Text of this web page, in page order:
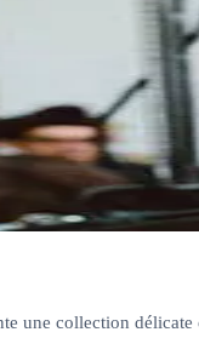
une collection